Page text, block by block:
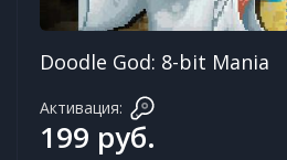
Doodle God: 8-bit Mania
Активация:
199 руб.